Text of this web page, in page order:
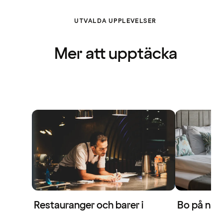
UTVALDA UPPLEVELSER
Mer att upptäcka
Restauranger och barer i
Bo på